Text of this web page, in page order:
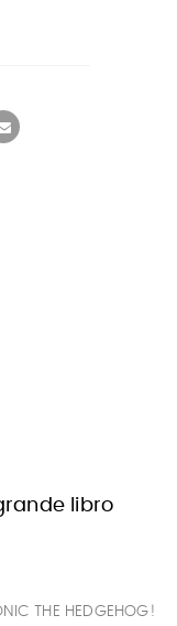
libro
THE HEDGEHOG!